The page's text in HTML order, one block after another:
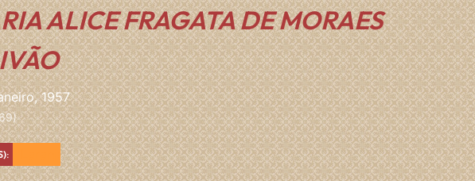
ALICE FRAGATA DE MORAES
1957
Laranja